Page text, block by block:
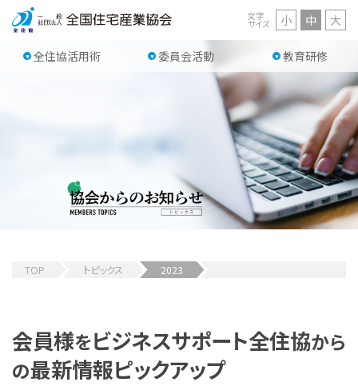
全住協活用術 委員会活動 教育研修
文字
サイズ 小 中 大
TOP トピックス 2023
会員様をビジネスサポート全住協から
の最新情報ピックアップ